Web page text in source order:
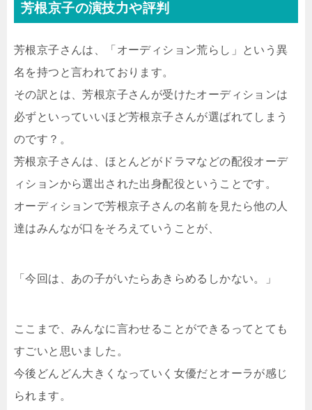
芳根京子の演技力や評判
芳根京子さんは、「オーディション荒らし」という異
名を持つと言われております。
その訳とは、芳根京子さんが受けたオーディションは
必ずといっていいほど芳根京子さんが選ばれてしまう
のです？。
芳根京子さんは、ほとんどがドラマなどの配役オーデ
ィションから選出された出身配役ということです。
オーディションで芳根京子さんの名前を見たら他の人
達はみんなが口をそろえていうことが、
「今回は、あの子がいたらあきらめるしかない。」
ここまで、みんなに言わせることができるってとても
すごいと思いました。
今後どんどん大きくなっていく女優だとオーラが感じ
られます。